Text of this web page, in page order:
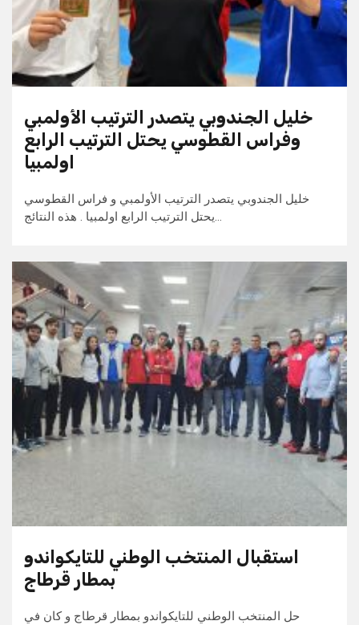
خليل الجندوبي يتصدر الترتيب الأولمبي
وفراس القطوسي يحتل الترتيب الرابع
اولمبيا
خليل الجندوبي يتصدر الترتيب الأولمبي و فراس القطوسي
يحتل الترتيب الرابع اولمبيا . هذه النتائج…
استقبال المنتخب الوطني للتايكواندو
بمطار قرطاج
حل المنتخب الوطني للتايكواندو بمطار قرطاج و كان في